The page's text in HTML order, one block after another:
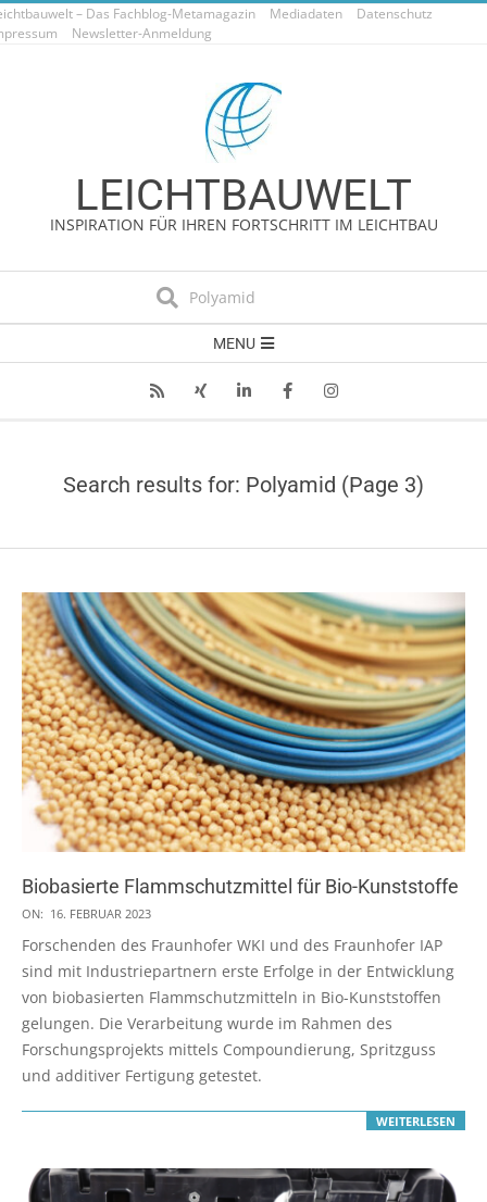
Skip
to
– Das Fachblog-Metamagazin Mediadaten
Datenschutz
Newsletter-Anmeldung
LEICHTBAUWELT
INSPIRATION FÜR IHREN FORTSCHRITT IM LEICHTBAU
Navigation
MENU
Search results for: Polyamid (Page 3)
Biobasierte Flammschutzmittel für Bio-Kunststoffe
2023-
02-
16
ON: 16. FEBRUAR 2023
Forschenden des Fraunhofer WKI und des Fraunhofer IAP
sind mit Industriepartnern erste Erfolge in der Entwicklung
von biobasierten Flammschutzmitteln in Bio-Kunststoffen
gelungen. Die Verarbeitung wurde im Rahmen des
Forschungsprojekts mittels Compoundierung, Spritzguss
und additiver Fertigung getestet.
WEITERLESEN